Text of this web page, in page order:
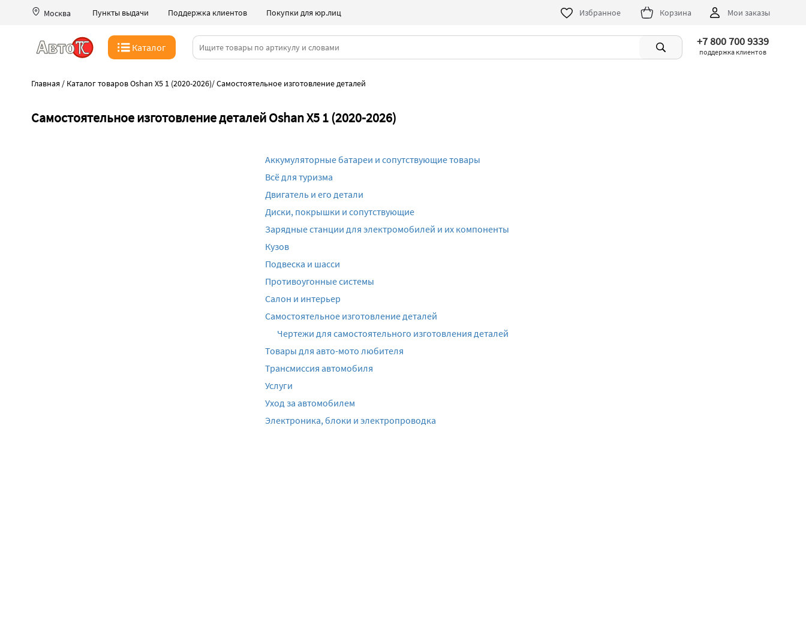
Москва Пункты выдачи Поддержка клиентов Покупки для юр.лиц Избранное Корзина Мои заказы
Каталог +7 800 700 9339
поддержка клиентов
Главная / Каталог товаров Oshan X5 1 (2020-2026)/Самостоятельное изготовление деталей
Самостоятельное изготовление деталей Oshan X5 1 (2020-2026)
Аккумуляторные батареи и сопутствующие товары
Всё для туризма
Двигатель и его детали
Диски, покрышки и сопутствующие
Зарядные станции для электромобилей и их компоненты
Кузов
Подвеска и шасси
Противоугонные системы
Салон и интерьер
Самостоятельное изготовление деталей
Чертежи для самостоятельного изготовления деталей
Товары для авто-мото любителя
Трансмиссия автомобиля
Услуги
Уход за автомобилем
Электроника, блоки и электропроводка